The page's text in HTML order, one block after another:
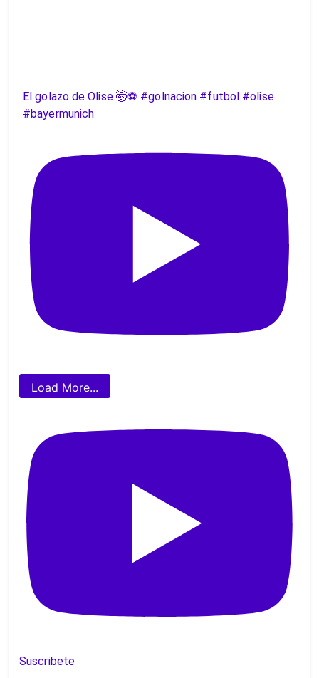
El golazo de Olise 🤯⚽️ #golnacion #futbol #olise
#bayermunich
Load More...
Suscribete